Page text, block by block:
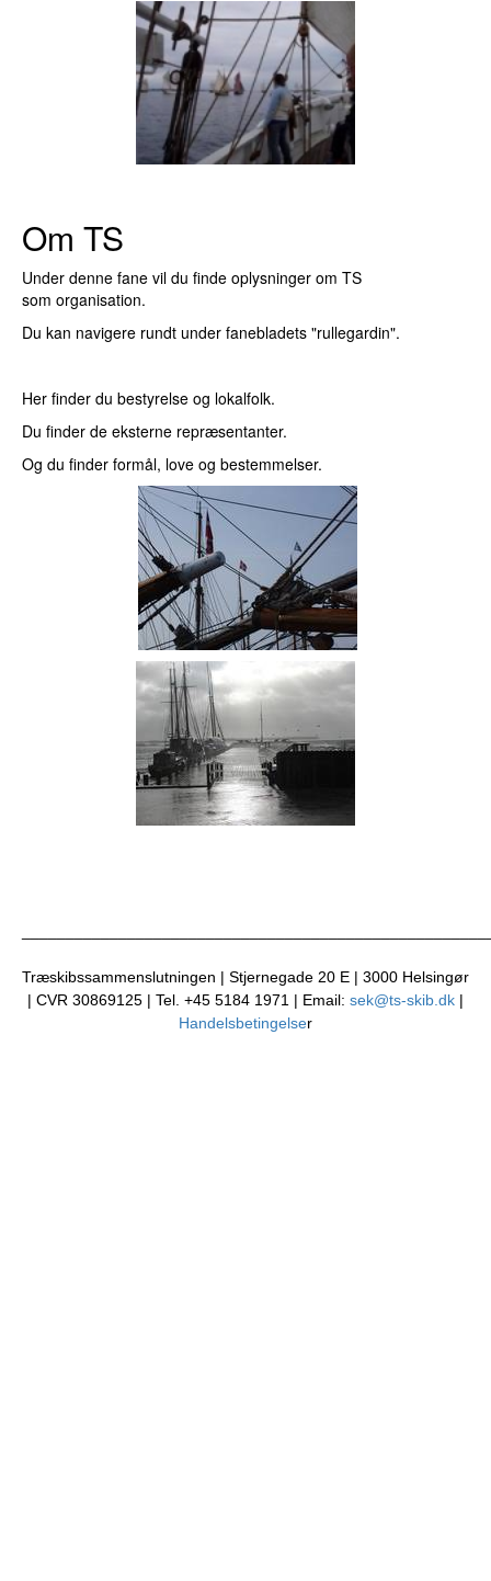
Om TS
Under denne fane vil du finde oplysninger om TS
som organisation.
Du kan navigere rundt under fanebladets "rullegardin".
Her finder du bestyrelse og lokalfolk.
Du finder de eksterne repræsentanter.
Og du finder formål, love og bestemmelser.
Træskibssammenslutningen | Stjernegade 20 E | 3000 Helsingør
| CVR 30869125 | Tel. +45 5184 1971 | Email: sek@ts-skib.dk |
Handelsbetingelser